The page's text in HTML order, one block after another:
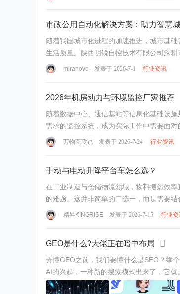
市政公用自动化解决方案：助力智慧
随着我国城市化进程的加速推进，城市基
生活质量。陕西明锐自控技术有限公司深
miranovo 发表于 2026-7-1 行业资讯
2026年机房动力与环境监控厂家推荐
随着数据中心、通信基站等信息化基础设
需求的监控系统，成为实际工作中需要面
万物互联说 发表于 2026-7-24 行业资讯
手动与电动升降平台车怎么选？
在工业制造与仓储物流领域，物料搬运效
的难题。这并非简单的二选一，而是需要
精昇KINGRISE 发表于 2026-7-15 行业资
GEO是什么?大佬正在暗中布局
弄懂GEO之前，我们要懂什么是SEO？举个
AI的兴起，一种新的搜索模式出来了，它